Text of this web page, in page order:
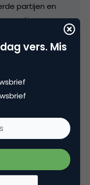
partijen en
garantie voor
is geen
de term
vers. Mis